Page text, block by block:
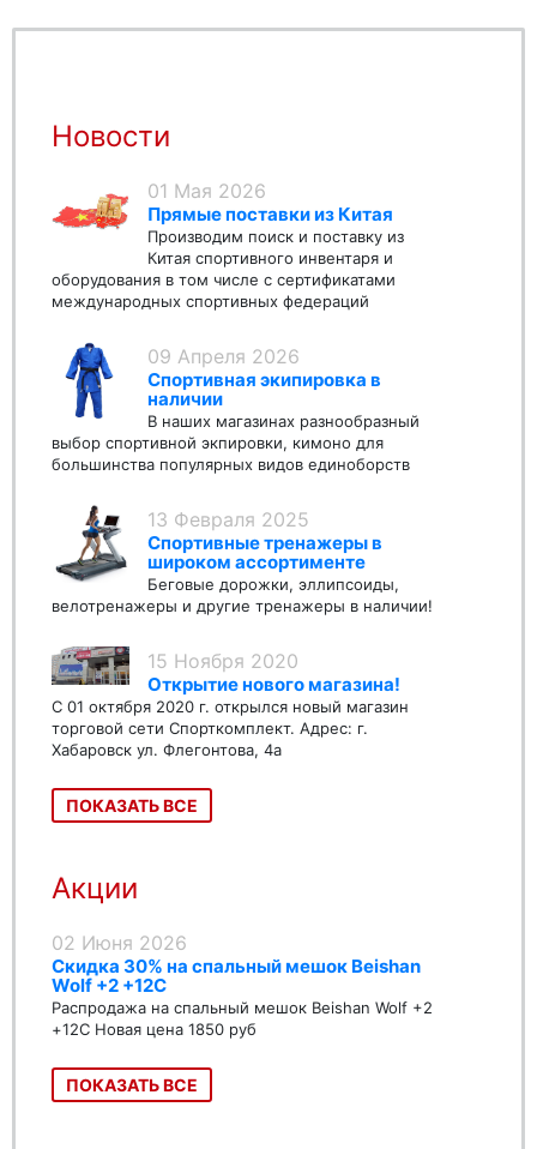
Новости
01 Мая 2026
Прямые поставки из Китая
Производим поиск и поставку из
Китая спортивного инвентаря и
оборудования в том числе с сертификатами
международных спортивных федераций
09 Апреля 2026
Спортивная экипировка в
наличии
В наших магазинах разнообразный
выбор спортивной экпировки, кимоно для
большинства популярных видов единоборств
13 Февраля 2025
Спортивные тренажеры в
широком ассортименте
Беговые дорожки, эллипсоиды,
велотренажеры и другие тренажеры в наличии!
15 Ноября 2020
Открытие нового магазина!
С 01 октября 2020 г. открылся новый магазин
торговой сети Спорткомплект. Адрес: г.
Хабаровск ул. Флегонтова, 4а
ПОКАЗАТЬ ВСЕ
Акции
02 Июня 2026
Скидка 30% на спальный мешок Beishan
Wolf +2 +12C
Распродажа на спальный мешок Beishan Wolf +2
+12C Новая цена 1850 руб
ПОКАЗАТЬ ВСЕ